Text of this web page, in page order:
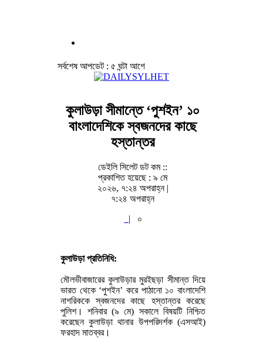
সর্বশেষ আপডেট : ৫ ঘন্টা আগে
কুলাউড়া সীমান্তে ‘পুশইন’ ১০
বাংলাদেশিকে স্বজনদের কাছে
হস্তান্তর
ডেইলি সিলেট ডট কম ::
প্রকাশিত হয়েছে : ৯ মে
২০২৬, ৭:২৪ অপরাহ্ন |
৭:২৪ অপরাহ্ন
|
০
কুলাউড়া প্রতিনিধি:
মৌলভীবাজারের কুলাউড়ার মুরইছড়া সীমান্ত দিয়ে
ভারত থেকে ‘পুশইন’ করে পাঠানো ১০ বাংলাদেশি
নাগরিককে স্বজনদের কাছে হস্তান্তর করেছে
পুলিশ। শনিবার (৯ মে) সকালে বিষয়টি নিশ্চিত
করেছেন কুলাউড়া থানার উপপরিদর্শক (এসআই)
ফরহাদ মাতব্বর।